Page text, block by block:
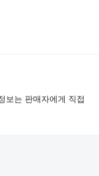
보는 판매자에게 직접